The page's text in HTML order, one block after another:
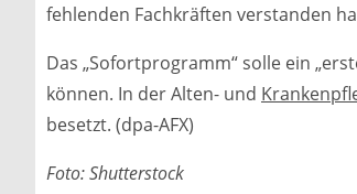
fehlenden Fachkräften verstanden
Das „Sofortprogramm“ solle ein
können. In der Alten- und
besetzt. (dpa-AFX)
Foto: Shutterstock